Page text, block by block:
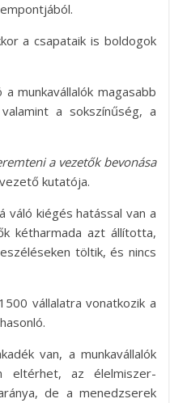
a csapataik is boldogok
munkavállalók magasabb
a sokszínűség, a
a vezetők bevonása
kutatója.
kiégés hatással van a
kétharmada azt állította,
töltik, és nincs
vállalatra vonatkozik a
van, a munkavállalók
eltérhet, az élelmiszer-
de a menedzserek